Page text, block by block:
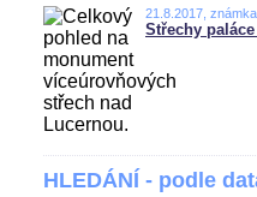
21.8.2017,
Střechy
HLEDÁNÍ - podle